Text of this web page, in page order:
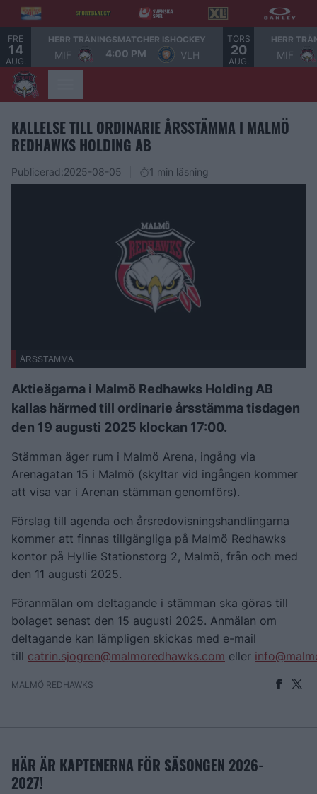
FRE
14
AUG.
HERR TRÄNINGSMATCHER ISHOCKEY
MIF 4:00 PM VLH
TORS
20
AUG.
HERR
MIF
KALLELSE TILL ORDINARIE ÅRSSTÄMMA I MALMÖ
REDHAWKS HOLDING AB
Publicerad:2025-08-05 1 min läsning
ÅRSSTÄMMA
Aktieägarna i Malmö Redhawks Holding AB
kallas härmed till ordinarie årsstämma tisdagen
den 19 augusti 2025 klockan 17:00.
Stämman äger rum i Malmö Arena, ingång via
Arenagatan 15 i Malmö (skyltar vid ingången kommer
att visa var i Arenan stämman genomförs).
Förslag till agenda och årsredovisningshandlingarna
kommer att finnas tillgängliga på Malmö Redhawks
kontor på Hyllie Stationstorg 2, Malmö, från och med
den 11 augusti 2025.
Föranmälan om deltagande i stämman ska göras till
bolaget senast den 15 augusti 2025. Anmälan om
deltagande kan lämpligen skickas med e-mail
till catrin.sjogren@malmoredhawks.com eller
MALMÖ REDHAWKS
HÄR ÄR KAPTENERNA FÖR SÄSONGEN 2026-
2027!